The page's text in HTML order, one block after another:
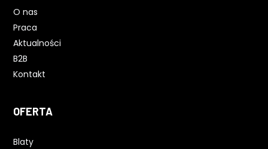
O nas
Praca
Aktualności
B2B
Kontakt
OFERTA
Blaty